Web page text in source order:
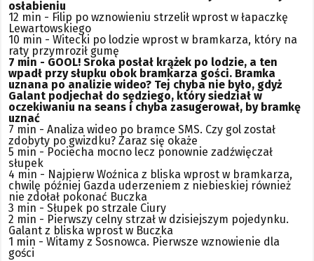
osłabieniu
12 min - Filip po wznowieniu strzelił wprost w łapaczkę
Lewartowskiego
10 min - Witecki po lodzie wprost w bramkarza, który na
raty przymroził gumę
7 min - GOOL! Sroka posłał krążek po lodzie, a ten
wpadł przy słupku obok bramkarza gości. Bramka
uznana po analizie wideo? Tej chyba nie było, gdyż
Galant podjechał do sędziego, który siedział w
oczekiwaniu na seans i chyba zasugerował, by bramkę
uznać
7 min - Analiza wideo po bramce SMS. Czy gol został
zdobyty po gwizdku? Zaraz się okaże
5 min - Pociecha mocno lecz ponownie zadźwięczał
słupek
4 min - Najpierw Woźnica z bliska wprost w bramkarza,
chwilę później Gazda uderzeniem z niebieskiej również
nie zdołał pokonać Buczka
3 min - Słupek po strzale Ciury
2 min - Pierwszy celny strzał w dzisiejszym pojedynku.
Galant z bliska wprost w Buczka
1 min - Witamy z Sosnowca. Pierwsze wznowienie dla
gości